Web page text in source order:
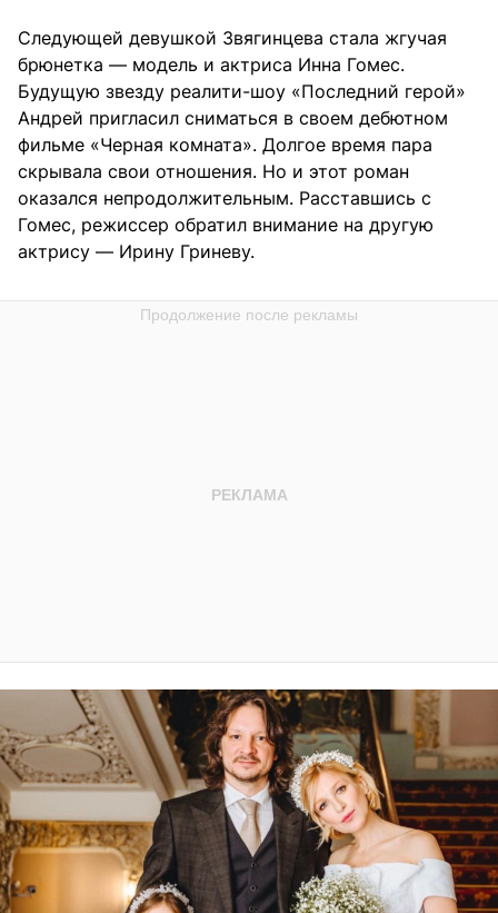
Следующей девушкой Звягинцева стала жгучая
брюнетка — модель и актриса Инна Гомес.
Будущую звезду реалити-шоу «Последний герой»
Андрей пригласил сниматься в своем дебютном
фильме «Черная комната». Долгое время пара
скрывала свои отношения. Но и этот роман
оказался непродолжительным. Расставшись с
Гомес, режиссер обратил внимание на другую
актрису — Ирину Гриневу.